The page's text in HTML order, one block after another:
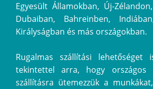
Egyesült Államokban, Új-
Dubaiban, Bahreinben,
Királyságban és más országokban.
Rugalmas szállítási lehetőséget
tekintettel arra, hogy országos
szállításra ütemezzük a